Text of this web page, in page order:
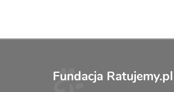
Fundacja Ratujemy.pl